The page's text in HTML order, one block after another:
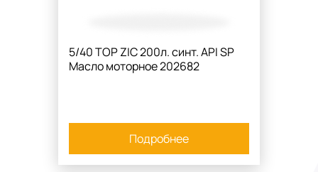
5/40 TOP ZIC 200л. синт. API SP
Масло моторное 202682
Подробнее